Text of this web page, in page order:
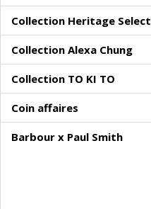
Collection Heritage Select
Collection Alexa Chung
Collection TO KI TO
Coin affaires
Barbour x Paul Smith